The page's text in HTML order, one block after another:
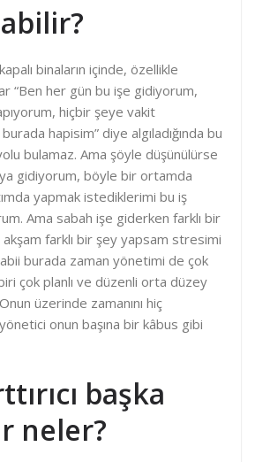
binaların içinde, özellikle
“Ben her gün bu işe gidiyorum,
hiçbir şeye vakit
hapisim” diye algıladığında bu
bulamaz. Ama şöyle düşünülürse
gidiyorum, böyle bir ortamda
yapmak istediklerimi bu iş
Ama sabah işe giderken farklı bir
farklı bir şey yapsam stresimi
burada zaman yönetimi de çok
çok planlı ve düzenli orta düzey
üzerinde zamanını hiç
onun başına bir kâbus gibi
başka
neler?